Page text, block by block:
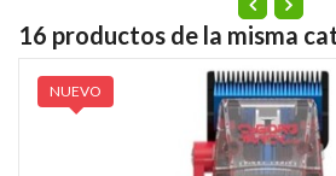
16 productos de la misma
NUEVO